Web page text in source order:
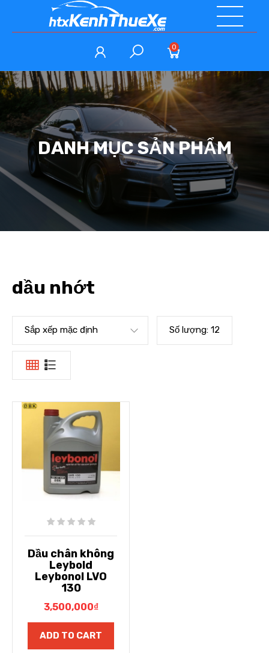
0
DANH MỤC SẢN PHẨM
dầu nhớt
Sắp xếp mặc định Số lượng: 12
Dầu chân không
Leybold
Leybonol LVO
130
3,500,000₫
ADD TO CART